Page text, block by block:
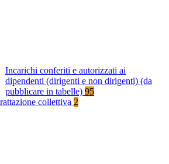
Incarichi conferiti e autorizzati ai
dipendenti (dirigenti e non dirigenti) (da
pubblicare in tabelle) 95
collettiva 2